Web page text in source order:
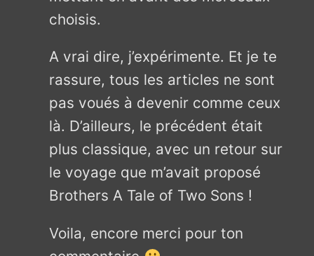
choisis.
A vrai dire, j’expérimente. Et je te
rassure, tous les articles ne sont
pas voués à devenir comme ceux
là. D’ailleurs, le précédent était
plus classique, avec un retour sur
le voyage que m’avait proposé
Brothers A Tale of Two Sons !
Voila, encore merci pour ton